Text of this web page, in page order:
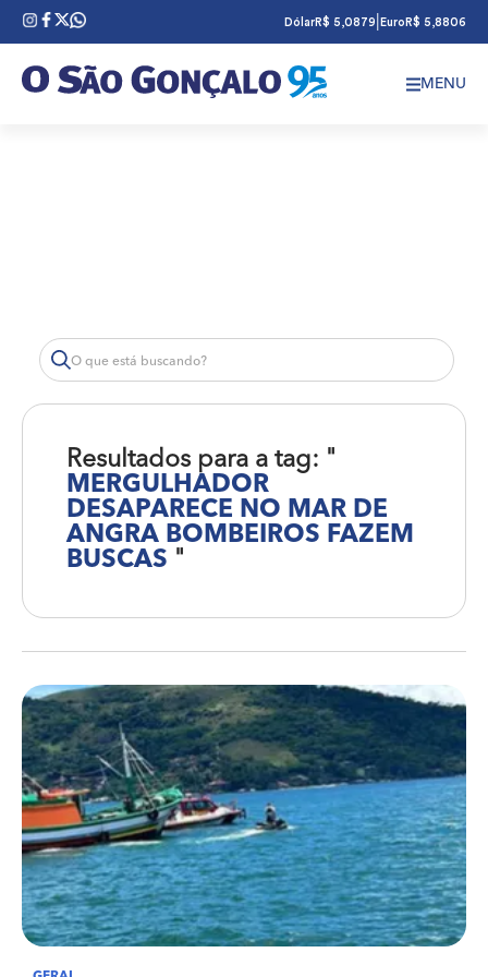
DólarR$ 5,0879 Euro R$ 5,8806
MENU
Resultados para a tag: "
MERGULHADOR
DESAPARECE NO MAR DE
ANGRA BOMBEIROS FAZEM
BUSCAS "